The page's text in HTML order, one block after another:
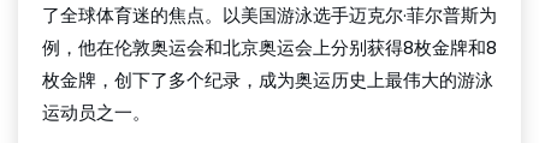
了全球体育迷的焦点。以美国游泳选手迈克尔·菲尔普斯为
例，他在伦敦奥运会和北京奥运会上分别获得8枚金牌和8
枚金牌，创下了多个纪录，成为奥运历史上最伟大的游泳
运动员之一。